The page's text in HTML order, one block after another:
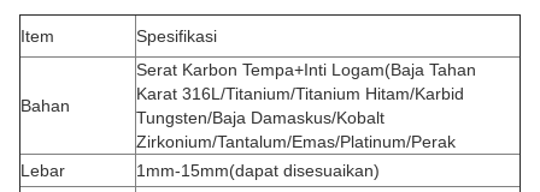
Item Spesifikasi
Bahan
Serat Karbon Tempa+Inti Logam(Baja Tahan
Karat 316L/Titanium/Titanium Hitam/Karbid
Tungsten/Baja Damaskus/Kobalt
Zirkonium/Tantalum/Emas/Platinum/Perak
Lebar
1mm-15mm(dapat disesuaikan)